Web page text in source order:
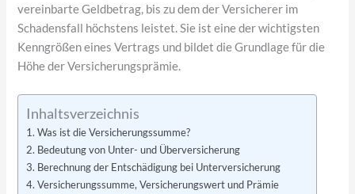
vereinbarte Geldbetrag, bis zu dem der Versicherer im
Schadensfall höchstens leistet. Sie ist eine der wichtigsten
Kenngrößen eines Vertrags und bildet die Grundlage für die
Höhe der Versicherungsprämie.
Inhaltsverzeichnis
Was ist die Versicherungssumme?
Bedeutung von Unter- und Überversicherung
Berechnung der Entschädigung bei Unterversicherung
Versicherungssumme, Versicherungswert und Prämie